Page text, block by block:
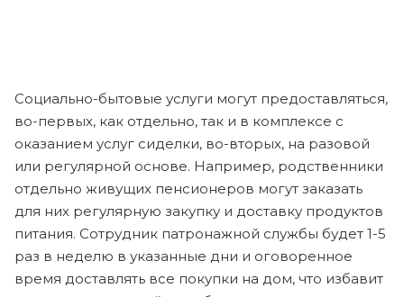
Социально-бытовые услуги могут предоставляться,
во-первых, как отдельно, так и в комплексе с
оказанием услуг сиделки, во-вторых, на разовой
или регулярной основе. Например, родственники
отдельно живущих пенсионеров могут заказать
для них регулярную закупку и доставку продуктов
питания. Сотрудник патронажной службы будет 1-5
раз в неделю в указанные дни и оговоренное
время доставлять все покупки на дом, что избавит